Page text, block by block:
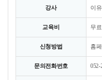
강사 이
교육비 무료
신청방법 홈
문의전화번호 052-